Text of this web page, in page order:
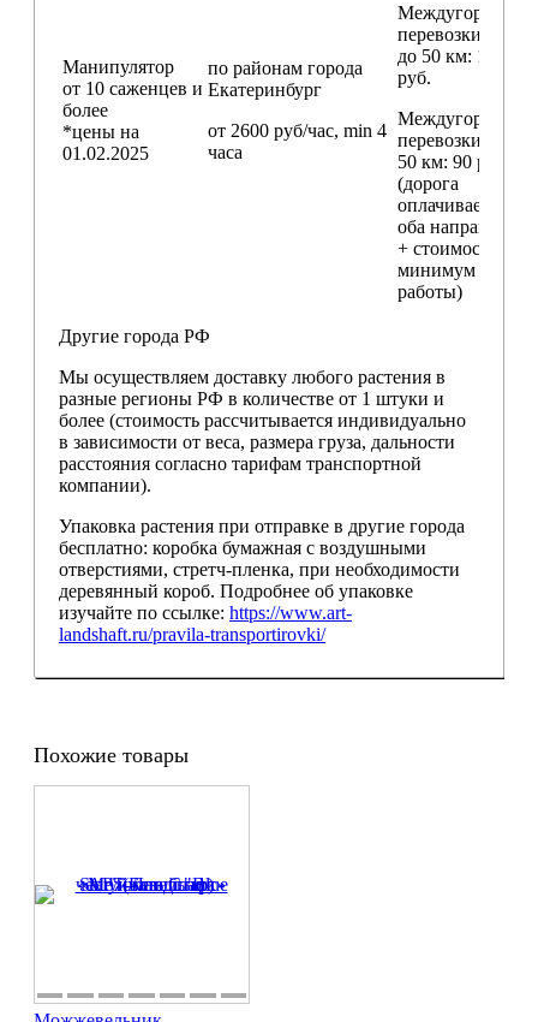
Манипулятор
от 10 саженцев и
более
*цены на
01.02.2025
по районам города
Екатеринбург
от 2600 руб/час, min 4
часа
Междугородние
перевозки
до 50 км: 18 000
руб.
Междугородние
перевозки
50 км: 90 руб./км
(дорога
оплачивается в
оба направления
+ стоимость
минимум 4
работы)
Другие города РФ
Мы осуществляем доставку любого растения в
разные регионы РФ в количестве от 1 штуки и
более (стоимость рассчитывается индивидуально
в зависимости от веса, размера груза, дальности
расстояния согласно тарифам транспортной
компании).
Упаковка растения при отправке в другие города
бесплатно: коробка бумажная с воздушными
отверстиями, стретч-пленка, при необходимости
деревянный короб. Подробнее об упаковке
изучайте по ссылке: https://www.art-
landshaft.ru/pravila-transportirovki/
Похожие товары